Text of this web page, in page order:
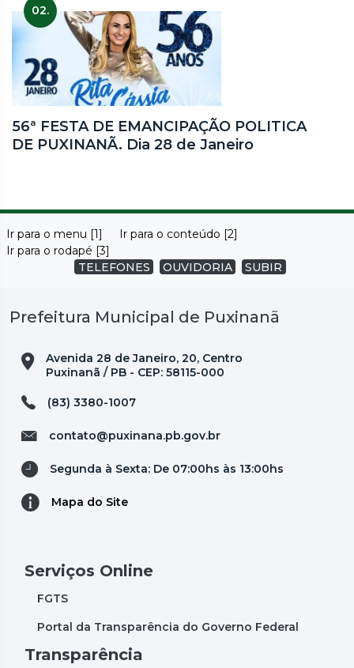
02.
56ª FESTA DE EMANCIPAÇÃO POLITICA
DE PUXINANÃ. Dia 28 de Janeiro
Ir para o menu [1]
Ir para o conteúdo [2]
Ir para o rodapé [3]
TELEFONES
OUVIDORIA SUBIR
Prefeitura Municipal de Puxinanã
Avenida 28 de Janeiro, 20, Centro
Puxinanã / PB - CEP: 58115-000
(83) 3380-1007
contato@puxinana.pb.gov.br
Segunda à Sexta: De 07:00hs às 13:00hs
Mapa do Site
Serviços Online
FGTS
Portal da Transparência do Governo Federal
Transparência